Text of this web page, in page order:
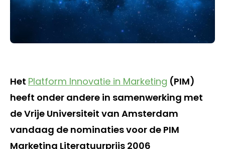
Het Platform Innovatie in Marketing (PIM)
heeft onder andere in samenwerking met
de Vrije Universiteit van Amsterdam
vandaag de nominaties voor de PIM
Marketing Literatuurprijs 2006